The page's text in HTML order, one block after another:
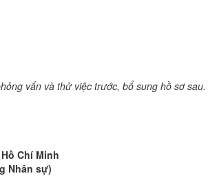
vấn và thử việc trước, bổ sung hồ sơ sau.
Chí Minh
Nhân sự)